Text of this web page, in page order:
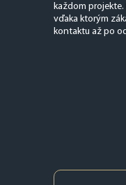
každom
vďaka ktorým
kontaktu až po